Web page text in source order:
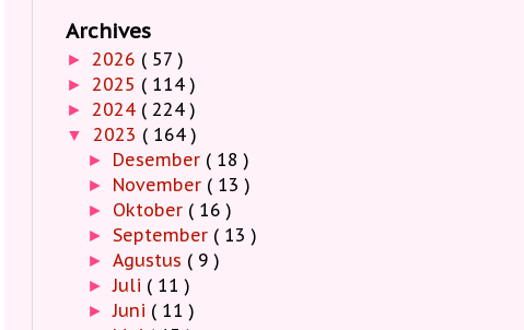
Archives
► 2026 ( 57 )
► 2025 ( 114 )
► 2024 ( 224 )
▼ 2023 ( 164 )
► Desember ( 18 )
► November ( 13 )
► Oktober ( 16 )
► September ( 13 )
► Agustus ( 9 )
►Juli ( 11 )
►Juni ( 11 )